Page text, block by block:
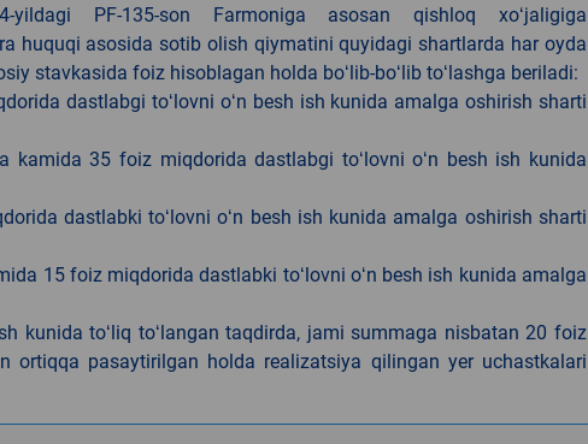
yildagi PF-135-son Farmoniga asosan qishloq xoʻjaligiga
huquqi asosida sotib olish qiymatini quyidagi shartlarda har oyda
stavkasida foiz hisoblagan holda boʻlib-boʻlib toʻlashga beriladi:
dastlabgi toʻlovni oʻn besh ish kunida amalga oshirish sharti
35 foiz miqdorida dastlabgi toʻlovni oʻn besh ish kunida
dastlabki toʻlovni oʻn besh ish kunida amalga oshirish sharti
15 foiz miqdorida dastlabki toʻlovni oʻn besh ish kunida amalga
kunida toʻliq toʻlangan taqdirda, jami summaga nisbatan 20 foiz
ortiqqa pasaytirilgan holda realizatsiya qilingan yer uchastkalari